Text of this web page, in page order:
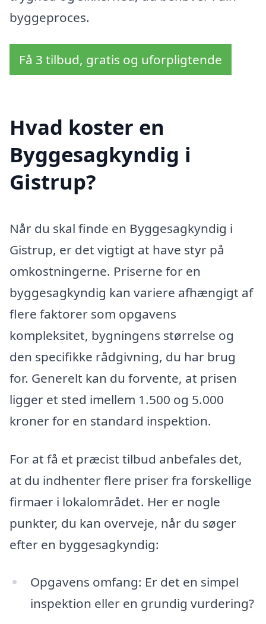
byggeproces.
Få 3 tilbud, gratis og uforpligtende
Hvad koster en
Byggesagkyndig i
Gistrup?
Når du skal finde en Byggesagkyndig i
Gistrup, er det vigtigt at have styr på
omkostningerne. Priserne for en
byggesagkyndig kan variere afhængigt af
flere faktorer som opgavens
kompleksitet, bygningens størrelse og
den specifikke rådgivning, du har brug
for. Generelt kan du forvente, at prisen
ligger et sted imellem 1.500 og 5.000
kroner for en standard inspektion.
For at få et præcist tilbud anbefales det,
at du indhenter flere priser fra forskellige
firmaer i lokalområdet. Her er nogle
punkter, du kan overveje, når du søger
efter en byggesagkyndig:
Opgavens omfang: Er det en simpel
inspektion eller en grundig vurdering?